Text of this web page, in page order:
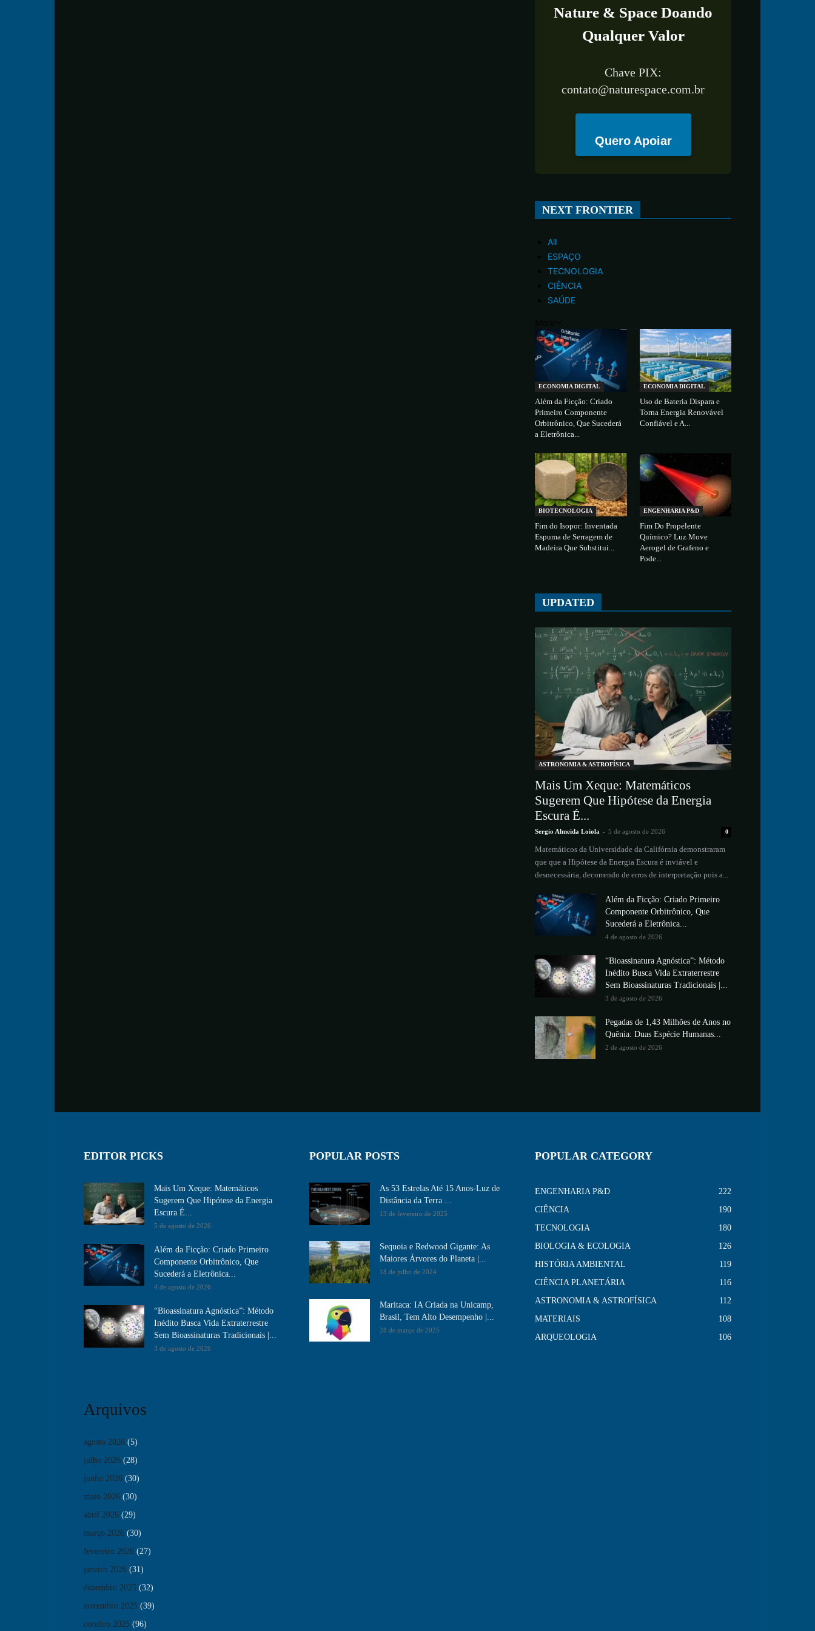
Nature & Space Doando
Qualquer Valor
Chave PIX:
contato@naturespace.com.br
Quero Apoiar
NEXT FRONTIER
All
ESPAÇO
TECNOLOGIA
CIÊNCIA
SAÚDE
ECONOMIA DIGITAL
Além da Ficção: Criado
Primeiro Componente
Orbitrônico, Que Sucederá
a Eletrônica...
ECONOMIA DIGITAL
Uso de Bateria Dispara e
Torna Energia Renovável
Confiável e A...
BIOTECNOLOGIA
Fim do Isopor: Inventada
Espuma de Serragem de
Madeira Que Substitui...
ENGENHARIA P&D
Fim Do Propelente
Químico? Luz Move
Aerogel de Grafeno e
Pode...
UPDATED
ASTRONOMIA & ASTROFÍSICA
Mais Um Xeque: Matemáticos
Sugerem Que Hipótese da Energia
Escura É...
Sergio Almeida Loiola - 5 de agosto de 2026 0
Matemáticos da Universidade da Califórnia demonstraram
que que a Hipótese da Energia Escura é inviável e
desnecessária, decorrendo de erros de interpretação pois a...
Além da Ficção: Criado Primeiro
Componente Orbitrônico, Que
Sucederá a Eletrônica...
4 de agosto de 2026
“Bioassinatura Agnóstica”: Método
Inédito Busca Vida Extraterrestre
Sem Bioassinaturas Tradicionais |...
3 de agosto de 2026
Pegadas de 1,43 Milhões de Anos no
Quênia: Duas Espécie Humanas...
2 de agosto de 2026
EDITOR PICKS
Mais Um Xeque: Matemáticos
Sugerem Que Hipótese da Energia
Escura É...
5 de agosto de 2026
Além da Ficção: Criado Primeiro
Componente Orbitrônico, Que
Sucederá a Eletrônica...
4 de agosto de 2026
“Bioassinatura Agnóstica”: Método
Inédito Busca Vida Extraterrestre
Sem Bioassinaturas Tradicionais |...
3 de agosto de 2026
Arquivos
agosto 2026 (5)
julho 2026 (28)
junho 2026 (30)
maio 2026 (30)
abril 2026 (29)
março 2026 (30)
fevereiro 2026 (27)
janeiro 2026 (31)
dezembro 2025 (32)
novembro 2025 (39)
outubro 2025 (96)
POPULAR POSTS
As 53 Estrelas Até 15 Anos-Luz de
Distância da Terra ...
13 de fevereiro de 2025
Sequoia e Redwood Gigante: As
Maiores Árvores do Planeta |...
18 de julho de 2024
Maritaca: IA Criada na Unicamp,
Brasil, Tem Alto Desempenho​ |...
28 de março de 2025
POPULAR CATEGORY
ENGENHARIA P&D
222
CIÊNCIA
190
TECNOLOGIA
180
BIOLOGIA & ECOLOGIA
126
HISTÓRIA AMBIENTAL
119
CIÊNCIA PLANETÁRIA
116
ASTRONOMIA & ASTROFÍSICA
112
MATERIAIS
108
ARQUEOLOGIA
106